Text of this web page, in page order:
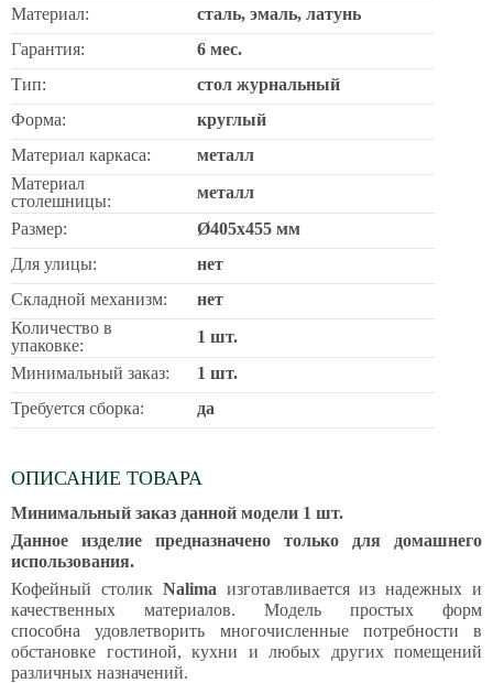
Материал:
сталь, эмаль, латунь
Гарантия:
6 мес.
Тип:
стол журнальный
Форма:
круглый
Материал каркаса:
металл
Материал
столешницы:
металл
Размер:
Ø405х455 мм
Для улицы:
нет
Складной механизм:
нет
Количество в
упаковке:
1 шт.
Минимальный заказ:
1 шт.
Требуется сборка:
да
ОПИСАНИЕ ТОВАРА
Минимальный заказ данной модели 1 шт.
Данное изделие предназначено только для домашнего
использования.
Кофейный столик Nalima изготавливается из надежных и
качественных материалов. Модель простых форм
способна удовлетворить многочисленные потребности в
обстановке гостиной, кухни и любых других помещений
различных назначений.